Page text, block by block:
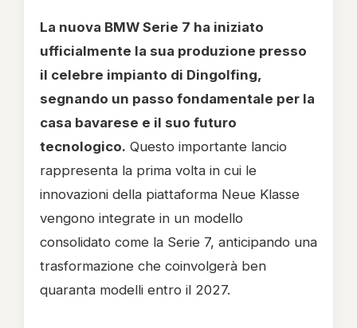
La nuova BMW Serie 7 ha iniziato
ufficialmente la sua produzione presso
il celebre impianto di Dingolfing,
segnando un passo fondamentale per la
casa bavarese e il suo futuro
tecnologico. Questo importante lancio
rappresenta la prima volta in cui le
innovazioni della piattaforma Neue Klasse
vengono integrate in un modello
consolidato come la Serie 7, anticipando una
trasformazione che coinvolgerà ben
quaranta modelli entro il 2027.